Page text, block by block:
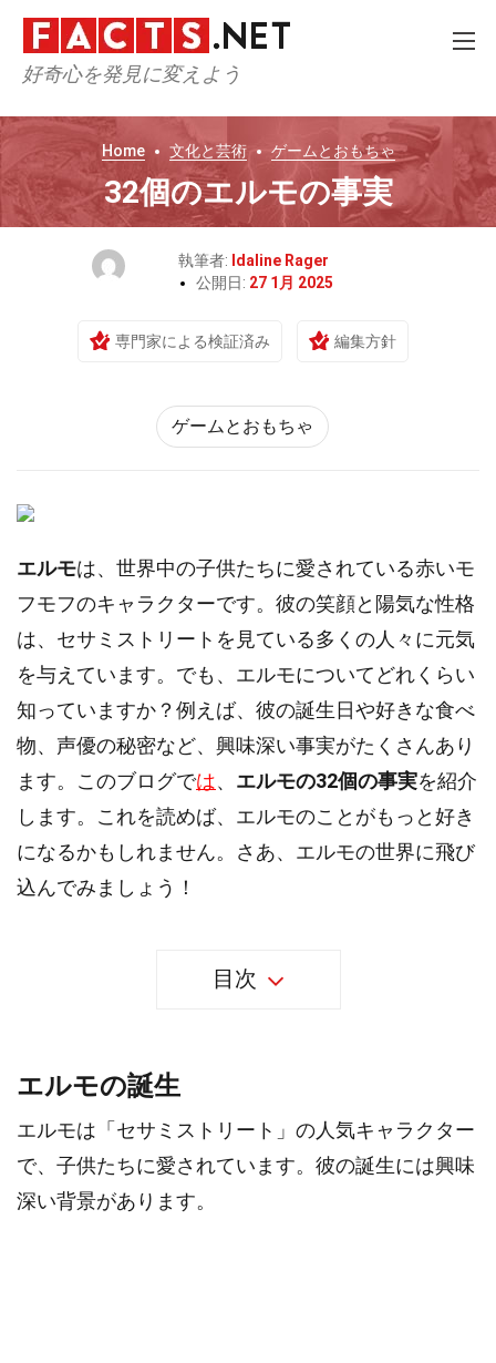
好奇心を発見に変えよう
Home 文化と芸術 ゲームとおもちゃ
32個のエルモの事実
執筆者: Idaline Rager
公開日: 27 1月 2025
専門家による検証済み 編集方針
ゲームとおもちゃ
エルモは、世界中の子供たちに愛されている赤いモ
フモフのキャラクターです。彼の笑顔と陽気な性格
は、セサミストリートを見ている多くの人々に元気
を与えています。でも、エルモについてどれくらい
知っていますか？例えば、彼の誕生日や好きな食べ
物、声優の秘密など、興味深い事実がたくさんあり
ます。このブログでは、 エルモの32個の事実を紹介
します。これを読めば、エルモのことがもっと好き
になるかもしれません。さあ、エルモの世界に飛び
込んでみましょう！
目次
エルモの誕生
エルモは「セサミストリート」の人気キャラクター
で、子供たちに愛されています。彼の誕生には興味
深い背景があります。